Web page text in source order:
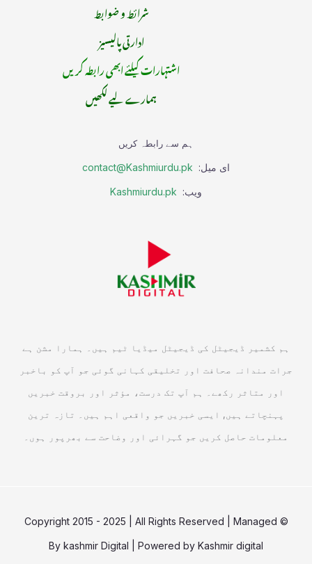
شرائط و ضوابط
ادارتی پالیسیز
اشتہارات کیلئے ابھی رابطہ کریں
ہمارے لیے لکھیں
ہم سے رابطہ کریں
ای میل: contact@Kashmiurdu.pk
ویب: Kashmiurdu.pk
ہم کشمیر ڈیجیٹل کی ڈیجیٹل میڈیا ٹیم ہیں۔ ہمارا مشن ہے
جرات مندانہ صحافت اور تخلیقی کہانی گوئی جو آپ کو باخبر
اور متاثر رکھے۔ ہم آپ تک درست، مؤثر اور بروقت خبریں
پہنچاتے ہیں, ایسی خبریں جو واقعی اہم ہیں۔ تازہ ترین
معلومات حاصل کریں جو گہرائی اور وضاحت سے بھرپور ہوں۔
© Copyright 2015 - 2025 | All Rights Reserved | Managed
By kashmir Digital | Powered by Kashmir digital